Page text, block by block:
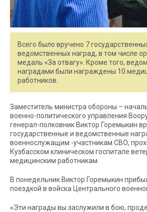
Всего было вручено 7
ведомственных наград, в том числе
медаль «За отвагу». Кроме того,
наградами были награждены 10
работников.
Заместитель министра обороны –
военно-политического управления
генерал-полковник Виктор Горемыкин
государственные и ведомственные
военнослужащим -участникам СВО,
Кузбасском клиническом госпитале
медицинским работникам.
В понедельник Виктор Горемыкин
поездкой в войска Центрального
«Эти награды вы заслужили в бою,